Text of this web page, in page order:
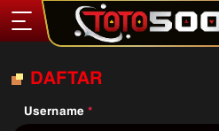
DAFTAR
Username *